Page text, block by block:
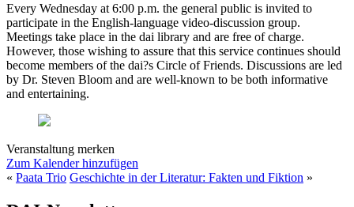
Every Wednesday at 6:00 p.m. the general public is invited to
participate in the English-language video-discussion group.
Meetings take place in the dai library and are free of charge.
However, those wishing to assure that this service continues should
become members of the dai?s Circle of Friends. Discussions are led
by Dr. Steven Bloom and are well-known to be both informative
and entertaining.
Veranstaltung merken
Zum Kalender hinzufügen
« Paata Trio Geschichte in der Literatur: Fakten und Fiktion »